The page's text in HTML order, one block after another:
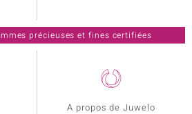
A propos de Juwelo
précieuses et fines certifiées